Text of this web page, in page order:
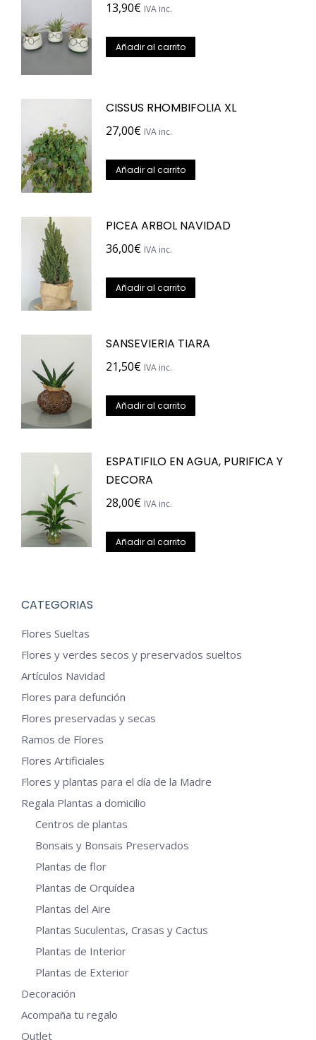
13,90€ IVA inc.
Añadir al carrito
CISSUS RHOMBIFOLIA XL
27,00€ IVA inc.
Añadir al carrito
PICEA ARBOL NAVIDAD
36,00€ IVA inc.
Añadir al carrito
SANSEVIERIA TIARA
21,50€ IVA inc.
Añadir al carrito
ESPATIFILO EN AGUA, PURIFICA Y
DECORA
28,00€ IVA inc.
Añadir al carrito
CATEGORIAS
Flores Sueltas
Flores y verdes secos y preservados sueltos
Artículos Navidad
Flores para defunción
Flores preservadas y secas
Ramos de Flores
Flores Artificiales
Flores y plantas para el día de la Madre
Regala Plantas a domicilio
Centros de plantas
Bonsais y Bonsais Preservados
Plantas de flor
Plantas de Orquídea
Plantas del Aire
Plantas Suculentas, Crasas y Cactus
Plantas de Interior
Plantas de Exterior
Decoración
Acompaña tu regalo
Outlet